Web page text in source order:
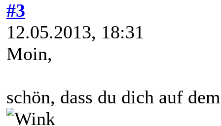
#3
12.05.2013, 18:31
Moin,
schön, dass du dich auf